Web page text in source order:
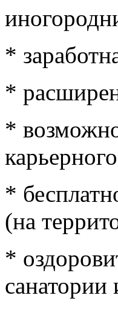
*
*
*
*
(на
*